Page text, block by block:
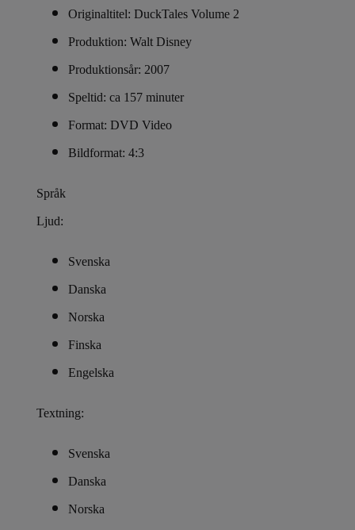
Originaltitel: DuckTales Volume 2
Produktion: Walt Disney
Produktionsår: 2007
Speltid: ca 157 minuter
Format: DVD Video
Bildformat: 4:3
Språk
Ljud:
Svenska
Danska
Norska
Finska
Engelska
Textning:
Svenska
Danska
Norska